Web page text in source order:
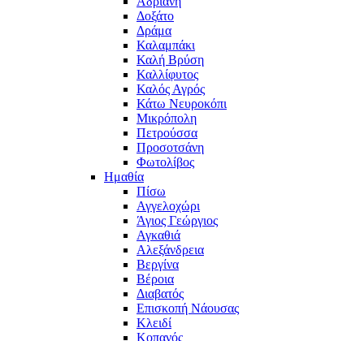
Δοξάτο
Δράμα
Καλαμπάκι
Καλή Βρύση
Καλλίφυτος
Καλός Αγρός
Κάτω Νευροκόπι
Μικρόπολη
Πετρούσσα
Προσοτσάνη
Φωτολίβος
Ημαθία
Πίσω
Αγγελοχώρι
Άγιος Γεώργιος
Αγκαθιά
Αλεξάνδρεια
Βεργίνα
Βέροια
Διαβατός
Επισκοπή Νάουσας
Κλειδί
Κοπανός